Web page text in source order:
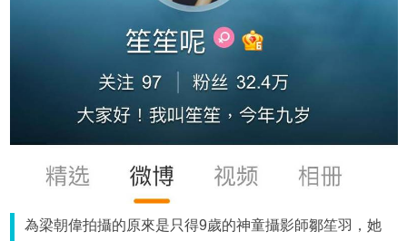
為梁朝偉拍攝的原來是只得9歲的神童攝影師鄒笙羽，她